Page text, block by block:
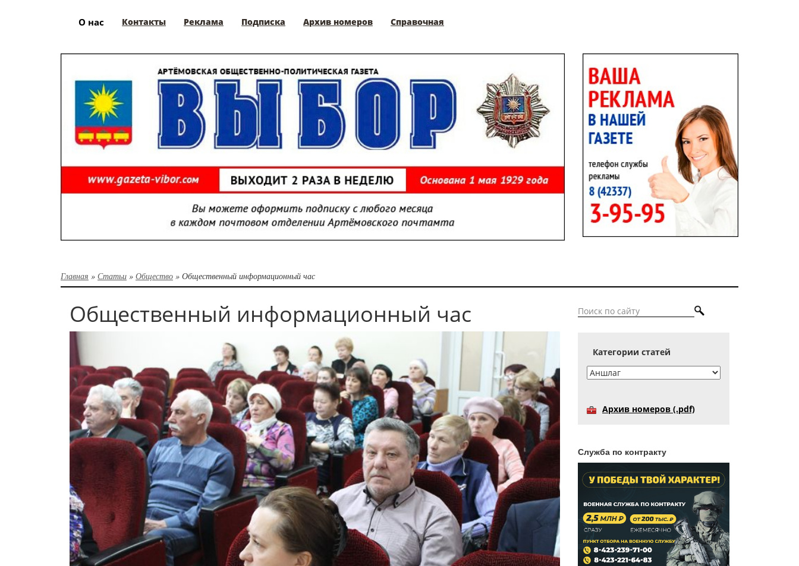
О нас Контакты Реклама Подписка Архив номеров Справочная
Главная » Статьи » Общество » Общественный информационный час
Общественный информационный час
Категории статей
Архив номеров (.pdf)
Служба по контракту